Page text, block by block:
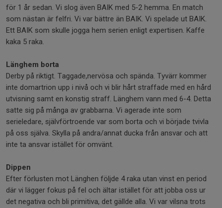
för 1 år sedan. Vi slog även BAIK med 5-2 hemma. En match
som nästan är felfri. Vi var bättre än BAIK. Vi spelade ut BAIK.
Ett BAIK som skulle jogga hem serien enligt expertisen. Kaffe
kaka 5 raka.
Länghem borta
Derby på riktigt. Taggade,nervösa och spända. Tyvärr kommer
inte domartrion upp i nivå och vi blir hårt straffade med en hård
utvisning samt en konstig straff. Länghem vann med 6-4. Detta
satte sig på många av grabbarna. Vi agerade inte som
serieledare, självförtroende var som borta och vi började tvivla
på oss själva. Skylla på andra/annat ducka från ansvar och att
inte ta ansvar istället för omvänt.
Dippen
Efter förlusten mot Länghen följde 4 raka utan vinst en period
där vi lägger fokus på fel och ältar istället för att jobba oss ur
det negativa och bli primitiva, det gällde alla. Vi var vilsna trots